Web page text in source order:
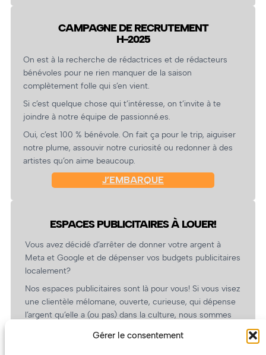
Gérer le consentement
CAMPAGNE DE RECRUTEMENT
H-2025
On est à la recherche de rédactrices et de rédacteurs
bénévoles pour ne rien manquer de la saison
complètement folle qui s’en vient.
Si c’est quelque chose qui t’intéresse, on t’invite à te
joindre à notre équipe de passionné.es.
Oui, c’est 100 % bénévole. On fait ça pour le trip, aiguiser
notre plume, assouvir notre curiosité ou redonner à des
artistes qu’on aime beaucoup.
J’EMBARQUE
ESPACES PUBLICITAIRES À LOUER!
Vous avez décidé d’arrêter de donner votre argent à
Meta et Google et de dépenser vos budgets publicitaires
localement?
Nos espaces publicitaires sont là pour vous! Si vous visez
une clientèle mélomane, ouverte, curieuse, qui dépense
l’argent qu’elle a (ou pas) dans la culture, nous sommes